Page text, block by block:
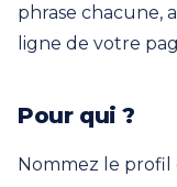
phrase chacune,
ligne de votre
Pour qui ?
Nommez le profil